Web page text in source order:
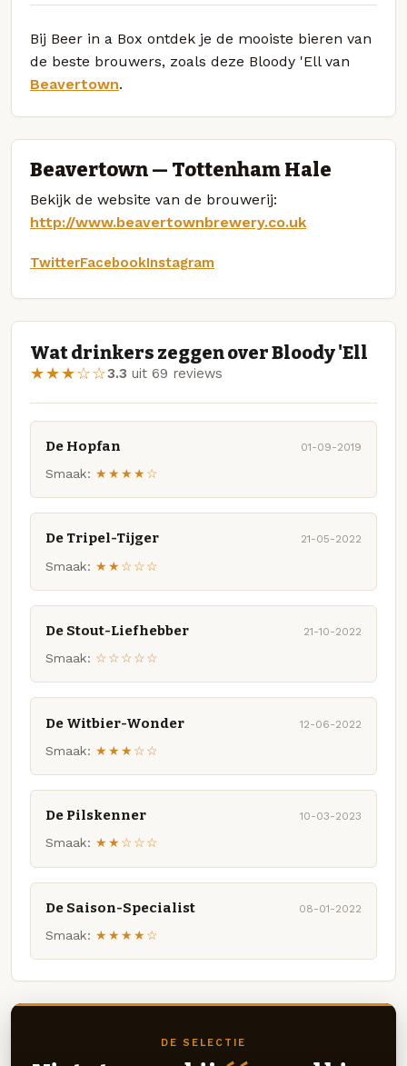
Bij Beer in a Box ontdek je de mooiste bieren van
de beste brouwers, zoals deze Bloody 'Ell van
Beavertown.
Beavertown — Tottenham Hale
Bekijk de website van de brouwerij:
http://www.beavertownbrewery.co.uk
TwitterFacebookInstagram
Wat drinkers zeggen over Bloody 'Ell
★★★☆☆3.3 uit 69 reviews
De Hopfan 01-09-2019
Smaak: ★★★★☆
De Tripel-Tijger 21-05-2022
Smaak: ★★☆☆☆
De Stout-Liefhebber 21-10-2022
Smaak: ☆☆☆☆☆
De Witbier-Wonder 12-06-2022
Smaak: ★★★☆☆
De Pilskenner 10-03-2023
Smaak: ★★☆☆☆
De Saison-Specialist 08-01-2022
Smaak: ★★★★☆
DE SELECTIE